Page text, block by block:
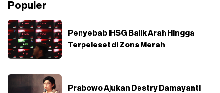
Populer
Penyebab IHSG Balik Arah Hingga
Terpeleset di Zona Merah
Prabowo Ajukan Destry Damayanti